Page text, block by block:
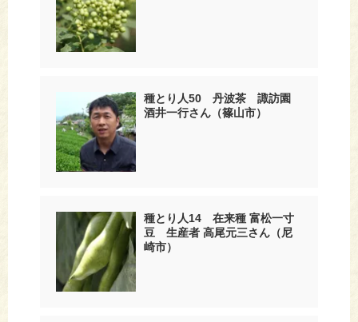
種とり人50 丹波茶 諏訪園
酒井一行さん（篠山市）
種とり人14 在来種 富松一寸
豆 生産者 高尾元三さん（尼
崎市）